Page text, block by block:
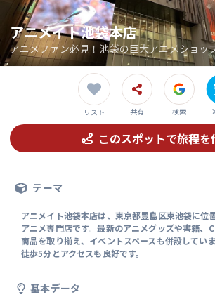
アニメイト池袋本店
アニメファン必見！池袋の巨大アニメショッ
リスト 共有 検索
このスポットで旅程を
テーマ
アニメイト池袋本店は、東京都豊島区東池袋に位
アニメ専門店です。最新のアニメグッズや書籍、
商品を取り揃え、イベントスペースも併設してい
徒歩5分とアクセスも良好です。
基本データ